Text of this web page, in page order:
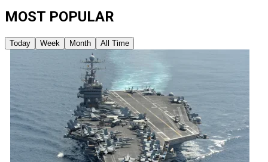
MOST POPULAR
Today Week Month All Time